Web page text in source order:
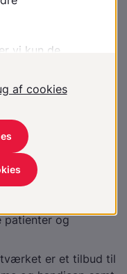
til at styrke
med handicap
sig uretfærdigt
for familier
og handicap,
Diagnoser har
tilbyder
patienter og
er et tilbud til